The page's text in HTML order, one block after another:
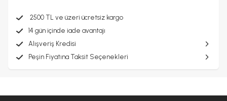
2500 TL ve üzeri ücretsiz kargo
14 gün içinde iade avantajı
Alışveriş Kredisi
Peşin Fiyatına Taksit Seçenekleri